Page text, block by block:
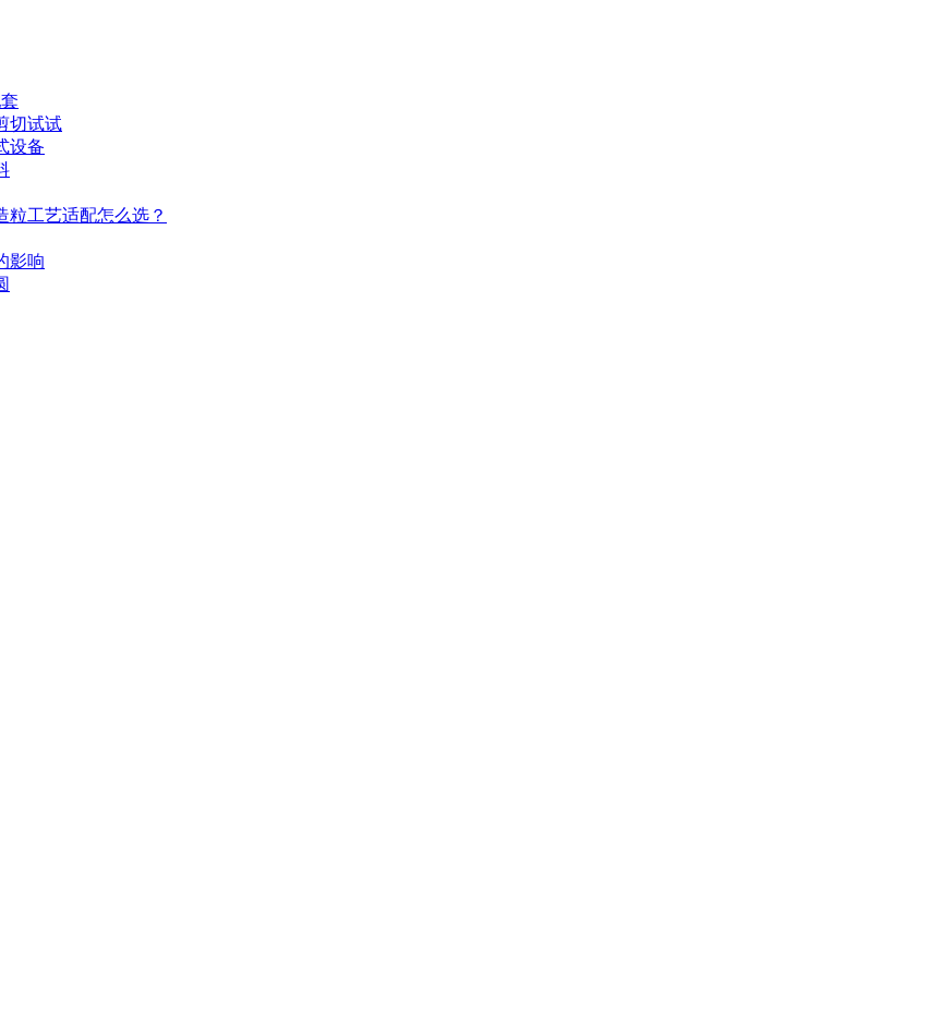
切试试
设备
粒工艺适配怎么选？
影响